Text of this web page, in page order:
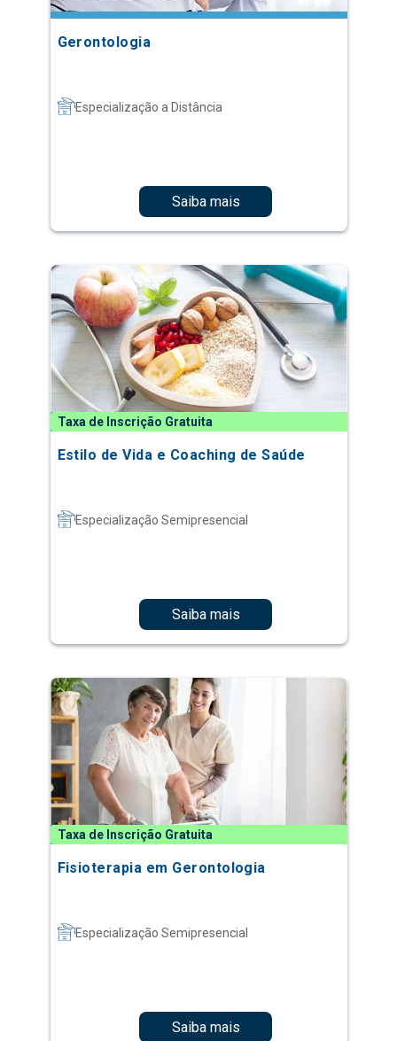
Gerontologia
Especialização a Distância
Saiba mais
Taxa de Inscrição Gratuita
Estilo de Vida e Coaching de Saúde
Especialização Semipresencial
Saiba mais
Taxa de Inscrição Gratuita
Fisioterapia em Gerontologia
Especialização Semipresencial
Saiba mais